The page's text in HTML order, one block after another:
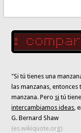
"Si tú tienes una
las manzanas,
manzana. Pero si tú
intercambiamos ideas,
G. Bernard Shaw
(es.wikiquote.org)